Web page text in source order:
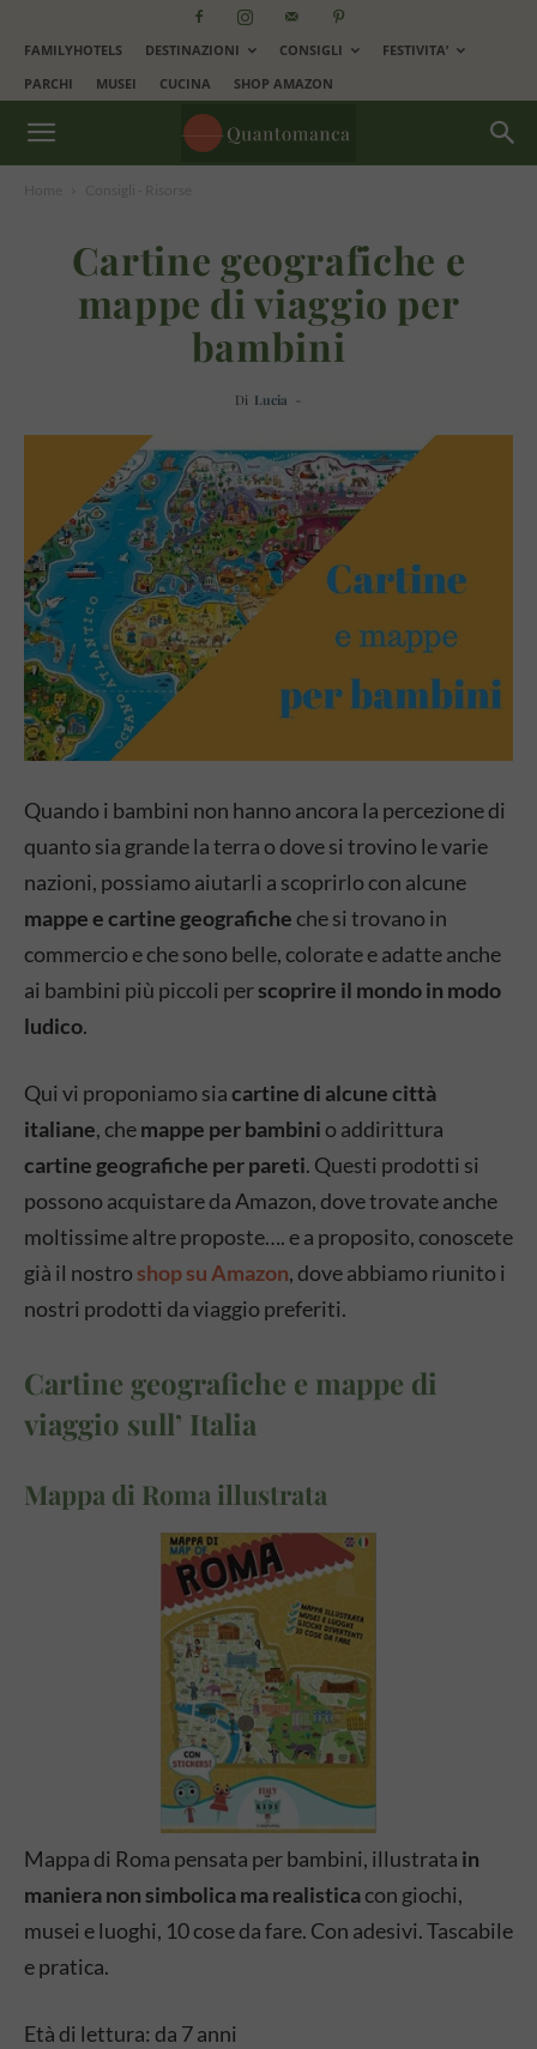
FAMILYHOTELS DESTINAZIONI CONSIGLI
FESTIVITA’
PARCHI
MUSEI CUCINA SHOP AMAZON
Cartine geografiche e
mappe di viaggio per
bambini
Di Lucia -
Quando i bambini non hanno ancora la percezione di
quanto sia grande la terra o dove si trovino le varie
nazioni, possiamo aiutarli a scoprirlo con alcune
mappe e cartine geografiche che si trovano in
commercio e che sono belle, colorate e adatte anche
ai bambini più piccoli perscoprire il mondo in modo
ludico.
Qui vi proponiamo siacartine di alcune città
italiane, chemappe per bambinio addirittura
cartine geografiche per pareti. Questi prodotti si
possono acquistare da Amazon, dove trovate anche
moltissime altre proposte…. e a proposito, conoscete
già il nostroshop su Amazon, dove abbiamo riunito i
nostri prodotti da viaggio preferiti.
Cartine geografiche e mappe di
viaggio sull’ Italia
Mappa di Roma illustrata
Mappa di Roma pensata per bambini, illustrata in
maniera non simbolica ma realisticacon giochi,
musei e luoghi, 10 cose da fare. Con adesivi. Tascabile
e pratica.
Età di lettura: da 7 anni